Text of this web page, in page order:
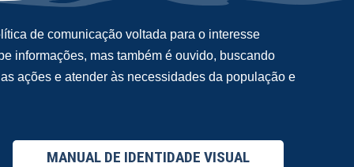
de comunicação voltada para o interesse
informações, mas também é ouvido, buscando
ações e atender às necessidades da população e
MANUAL DE IDENTIDADE VISUAL